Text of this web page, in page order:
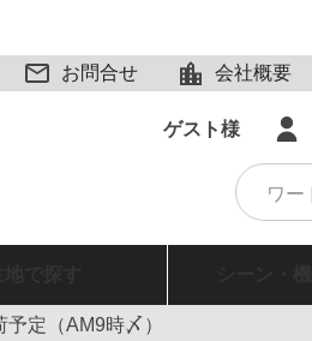
お問合せ 会社概要
ゲスト様
定（AM9時〆）